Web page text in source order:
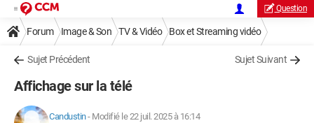
Question
Forum Image & Son TV & Vidéo Box et Streaming vidéo
Sujet Précédent Sujet Suivant
Affichage sur la télé
Candustin- Modifié le 22 juil. 2025 à 16:14